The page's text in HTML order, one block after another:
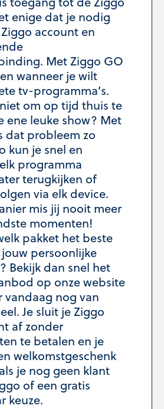
enige dat je nodig
account en
Met Ziggo GO
wanneer je wilt
tv-programma’s.
om op tijd thuis te
ene leuke show? Met
dat probleem zo
kun je snel en
programma
terugkijken of
via elk device.
mis jij nooit meer
momenten!
pakket het beste
persoonlijke
Bekijk dan snel het
op onze website
vandaag nog van
Je sluit je Ziggo
af zonder
te betalen en je
welkomstgeschenk
je nog geen klant
of een gratis
keuze.